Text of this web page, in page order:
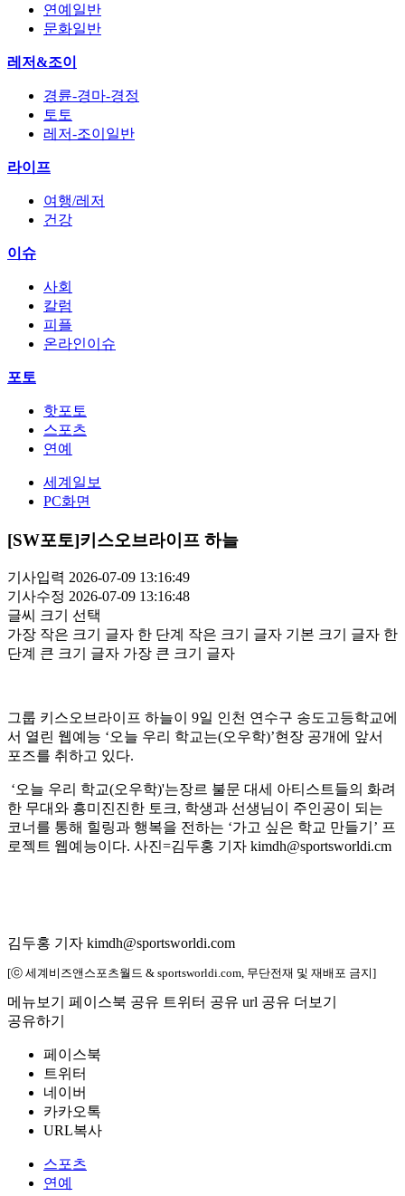
연예일반
문화일반
레저&조이
경륜-경마-경정
토토
레저-조이일반
라이프
여행/레저
건강
이슈
사회
칼럼
피플
온라인이슈
포토
핫포토
스포츠
연예
세계일보
PC화면
[SW포토]키스오브라이프 하늘
기사입력 2026-07-09 13:16:49
기사수정 2026-07-09 13:16:48
글씨 크기 선택
가장 작은 크기 글자 한 단계 작은 크기 글자 기본 크기 글자 한
단계 큰 크기 글자 가장 큰 크기 글자
그룹 키스오브라이프 하늘이 9일 인천 연수구 송도고등학교에
서 열린 웹예능 ‘오늘 우리 학교는(오우학)’현장 공개에 앞서
포즈를 취하고 있다.
‘오늘 우리 학교(오우학)'는장르 불문 대세 아티스트들의 화려
한 무대와 흥미진진한 토크, 학생과 선생님이 주인공이 되는
코너를 통해 힐링과 행복을 전하는 ‘가고 싶은 학교 만들기’ 프
로젝트 웹예능이다. 사진=김두홍 기자 kimdh@sportsworldi.cm
김두홍 기자 kimdh@sportsworldi.com
[ⓒ 세계비즈앤스포츠월드 & sportsworldi.com, 무단전재 및 재배포 금지]
메뉴보기 페이스북 공유 트위터 공유 url 공유 더보기
공유하기
페이스북
트위터
네이버
카카오톡
URL복사
스포츠
연예